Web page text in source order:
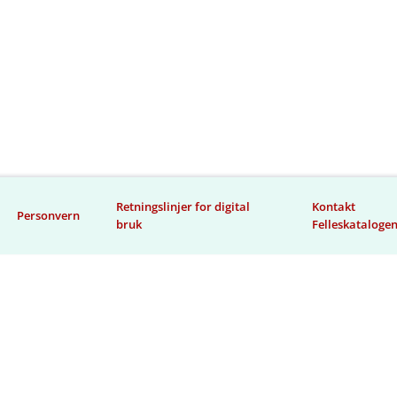
Personvern
Retningslinjer for digital
bruk
Kontakt
Felleskatalogen